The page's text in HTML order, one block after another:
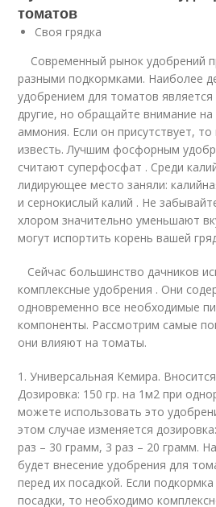
томатов
Своя грядка
Современный рынок удобрений
разными подкормками. Наиболее
удобрением для томатов является
другие, но обращайте внимание
аммония. Если он присутствует,
известь. Лучшим фосфорным
считают суперфосфат . Среди
лидирующее место заняли:
и сернокислый калий . Не
хлором значительно уменьшают
могут испортить корень вашей
Сейчас большинство дачников
комплексные удобрения . Они
одновременно все необходимые
компоненты. Рассмотрим самые
они влияют на томаты.
1. Универсальная Кемира.
Дозировка: 150 гр. на 1м2 при
можете использовать это
этом случае изменяется
раз – 30 грамм, 3 раз – 20 грамм.
будет внесение удобрения для
перед их посадкой. Если
посадки, то необходимо